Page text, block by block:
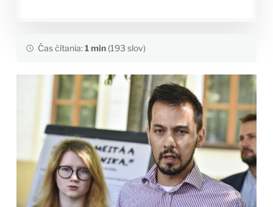
Čas čítania:1 min(193 slov)